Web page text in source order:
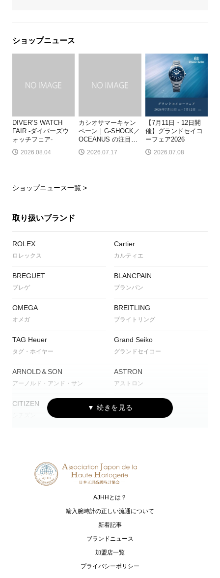
ショップニュース
DIVER’S WATCH
FAIR -ダイバーズウ
ォッチフェア-
2026.08.04
カシオサマーキャン
ペーン｜G-SHOCK／
OCEANUS の注目
2026.07.17
【7月11日・12日開
催】グランドセイコ
ーフェア2026
2026.07.08
ショップニュース一覧 >
取り扱いブランド
ROLEX
ロレックス
Cartier
カルティエ
BREGUET
ブレゲ
BLANCPAIN
ブランパン
OMEGA
オメガ
BREITLING
ブライトリング
TAG Heuer
タグ・ホイヤー
Grand Seiko
グランドセイコー
ARNOLD＆SON
アーノルド・アンド・サン
ASTRON
アストロン
CITIZEN CASIO
エドックス
ATTESA
アテッサ
CAMPANOLA
カンパノラ
エムアールジー
SEIKO
AJHHとは？
輸入腕時計の正しい流通について
新着記事
ブランドニュース
加盟店一覧
プライバシーポリシー